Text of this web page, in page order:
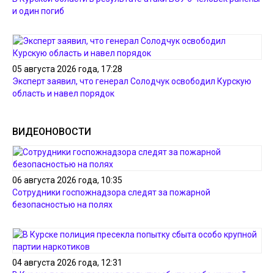
и один погиб
05 августа 2026 года, 17:28
Эксперт заявил, что генерал Солодчук освободил Курскую
область и навел порядок
ВИДЕОНОВОСТИ
06 августа 2026 года, 10:35
Сотрудники госпожнадзора следят за пожарной
безопасностью на полях
04 августа 2026 года, 12:31